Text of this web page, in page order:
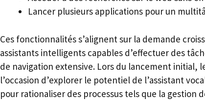
Lancer plusieurs applications pour un
Ces fonctionnalités s’alignent sur la demande
assistants intelligents capables d’effectuer des
de navigation extensive. Lors du lancement initial,
l’occasion d’explorer le potentiel de l’assistant
pour rationaliser des processus tels que la gestion